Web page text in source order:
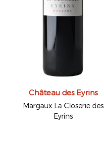
Château des Eyrins
Margaux La Closerie des
Eyrins